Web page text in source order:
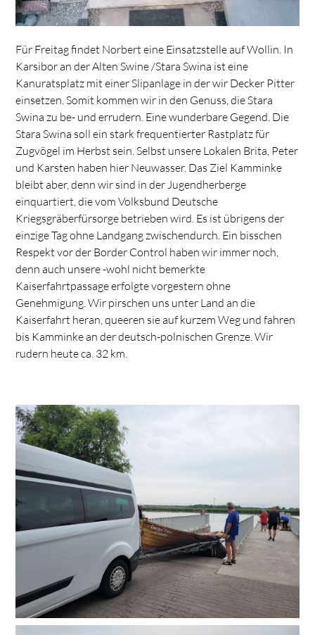
Für Freitag findet Norbert eine Einsatzstelle auf Wollin. In
Karsibor an der Alten Swine /Stara Swina ist eine
Kanuratsplatz mit einer Slipanlage in der wir Decker Pitter
einsetzen. Somit kommen wir in den Genuss, die Stara
Swina zu be- und errudern. Eine wunderbare Gegend. Die
Stara Swina soll ein stark frequentierter Rastplatz für
Zugvögel im Herbst sein. Selbst unsere Lokalen Brita, Peter
und Karsten haben hier Neuwasser. Das Ziel Kamminke
bleibt aber, denn wir sind in der Jugendherberge
einquartiert, die vom Volksbund Deutsche
Kriegsgräberfürsorge betrieben wird. Es ist übrigens der
einzige Tag ohne Landgang zwischendurch. Ein bisschen
Respekt vor der Border Control haben wir immer noch,
denn auch unsere -wohl nicht bemerkte
Kaiserfahrtpassage erfolgte vorgestern ohne
Genehmigung. Wir pirschen uns unter Land an die
Kaiserfahrt heran, queeren sie auf kurzem Weg und fahren
bis Kamminke an der deutsch-polnischen Grenze. Wir
rudern heute ca. 32 km.